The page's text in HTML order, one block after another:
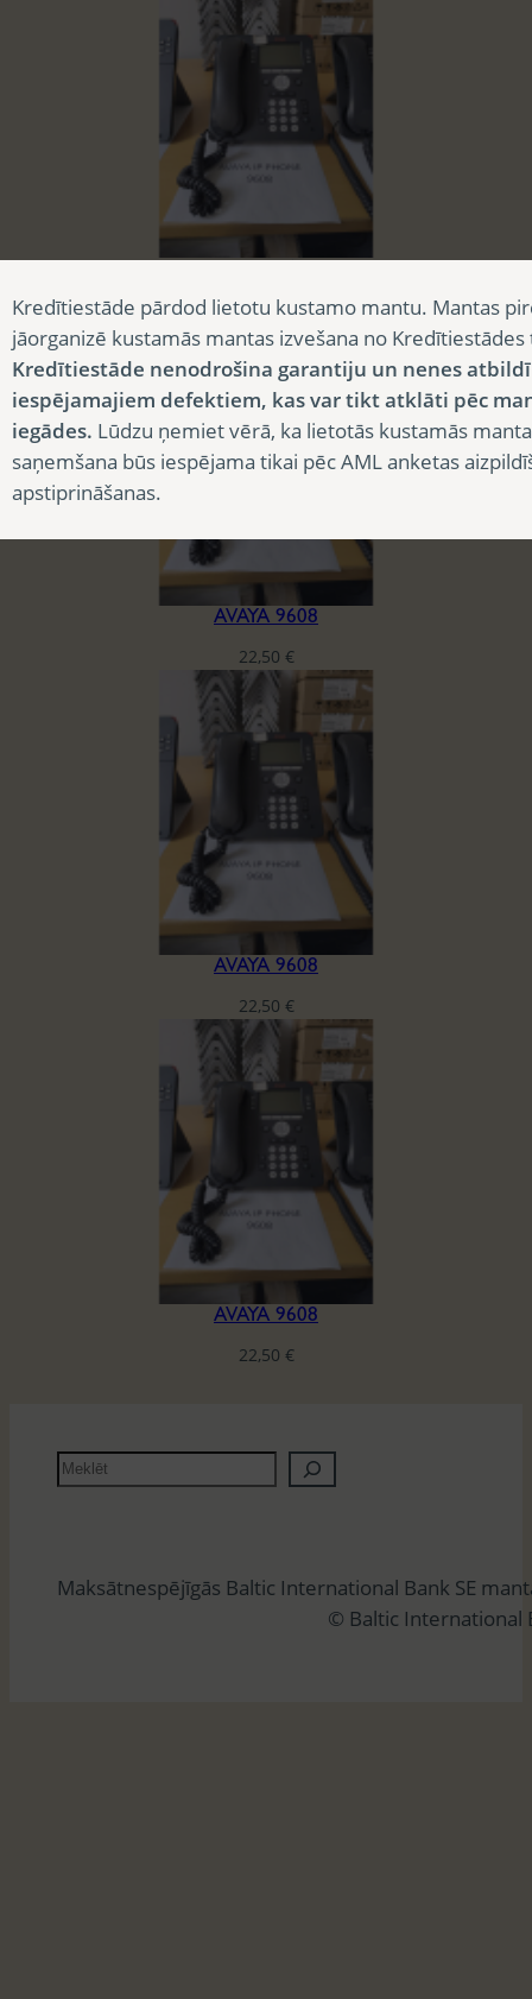
22,50€
AVAYA 9608
22,50 €
AVAYA 9608
22,50 €
AVAYA 9608
22,50 €
M
e
ē
Maksātnespējīgās Baltic International Bank SE
© Baltic International
Kredītiestāde pārdod lietotu kustamo mantu. Mantas
jāorganizē kustamās mantas izvešana no
Kredītiestāde nenodrošina garantiju un nenes
iespējamajiem defektiem, kas var tikt atklāti pēc
iegādes. Lūdzu ņemiet vērā, ka lietotās kustamās
saņemšana būs iespējama tikai pēc AML anketas
apstiprināšanas.